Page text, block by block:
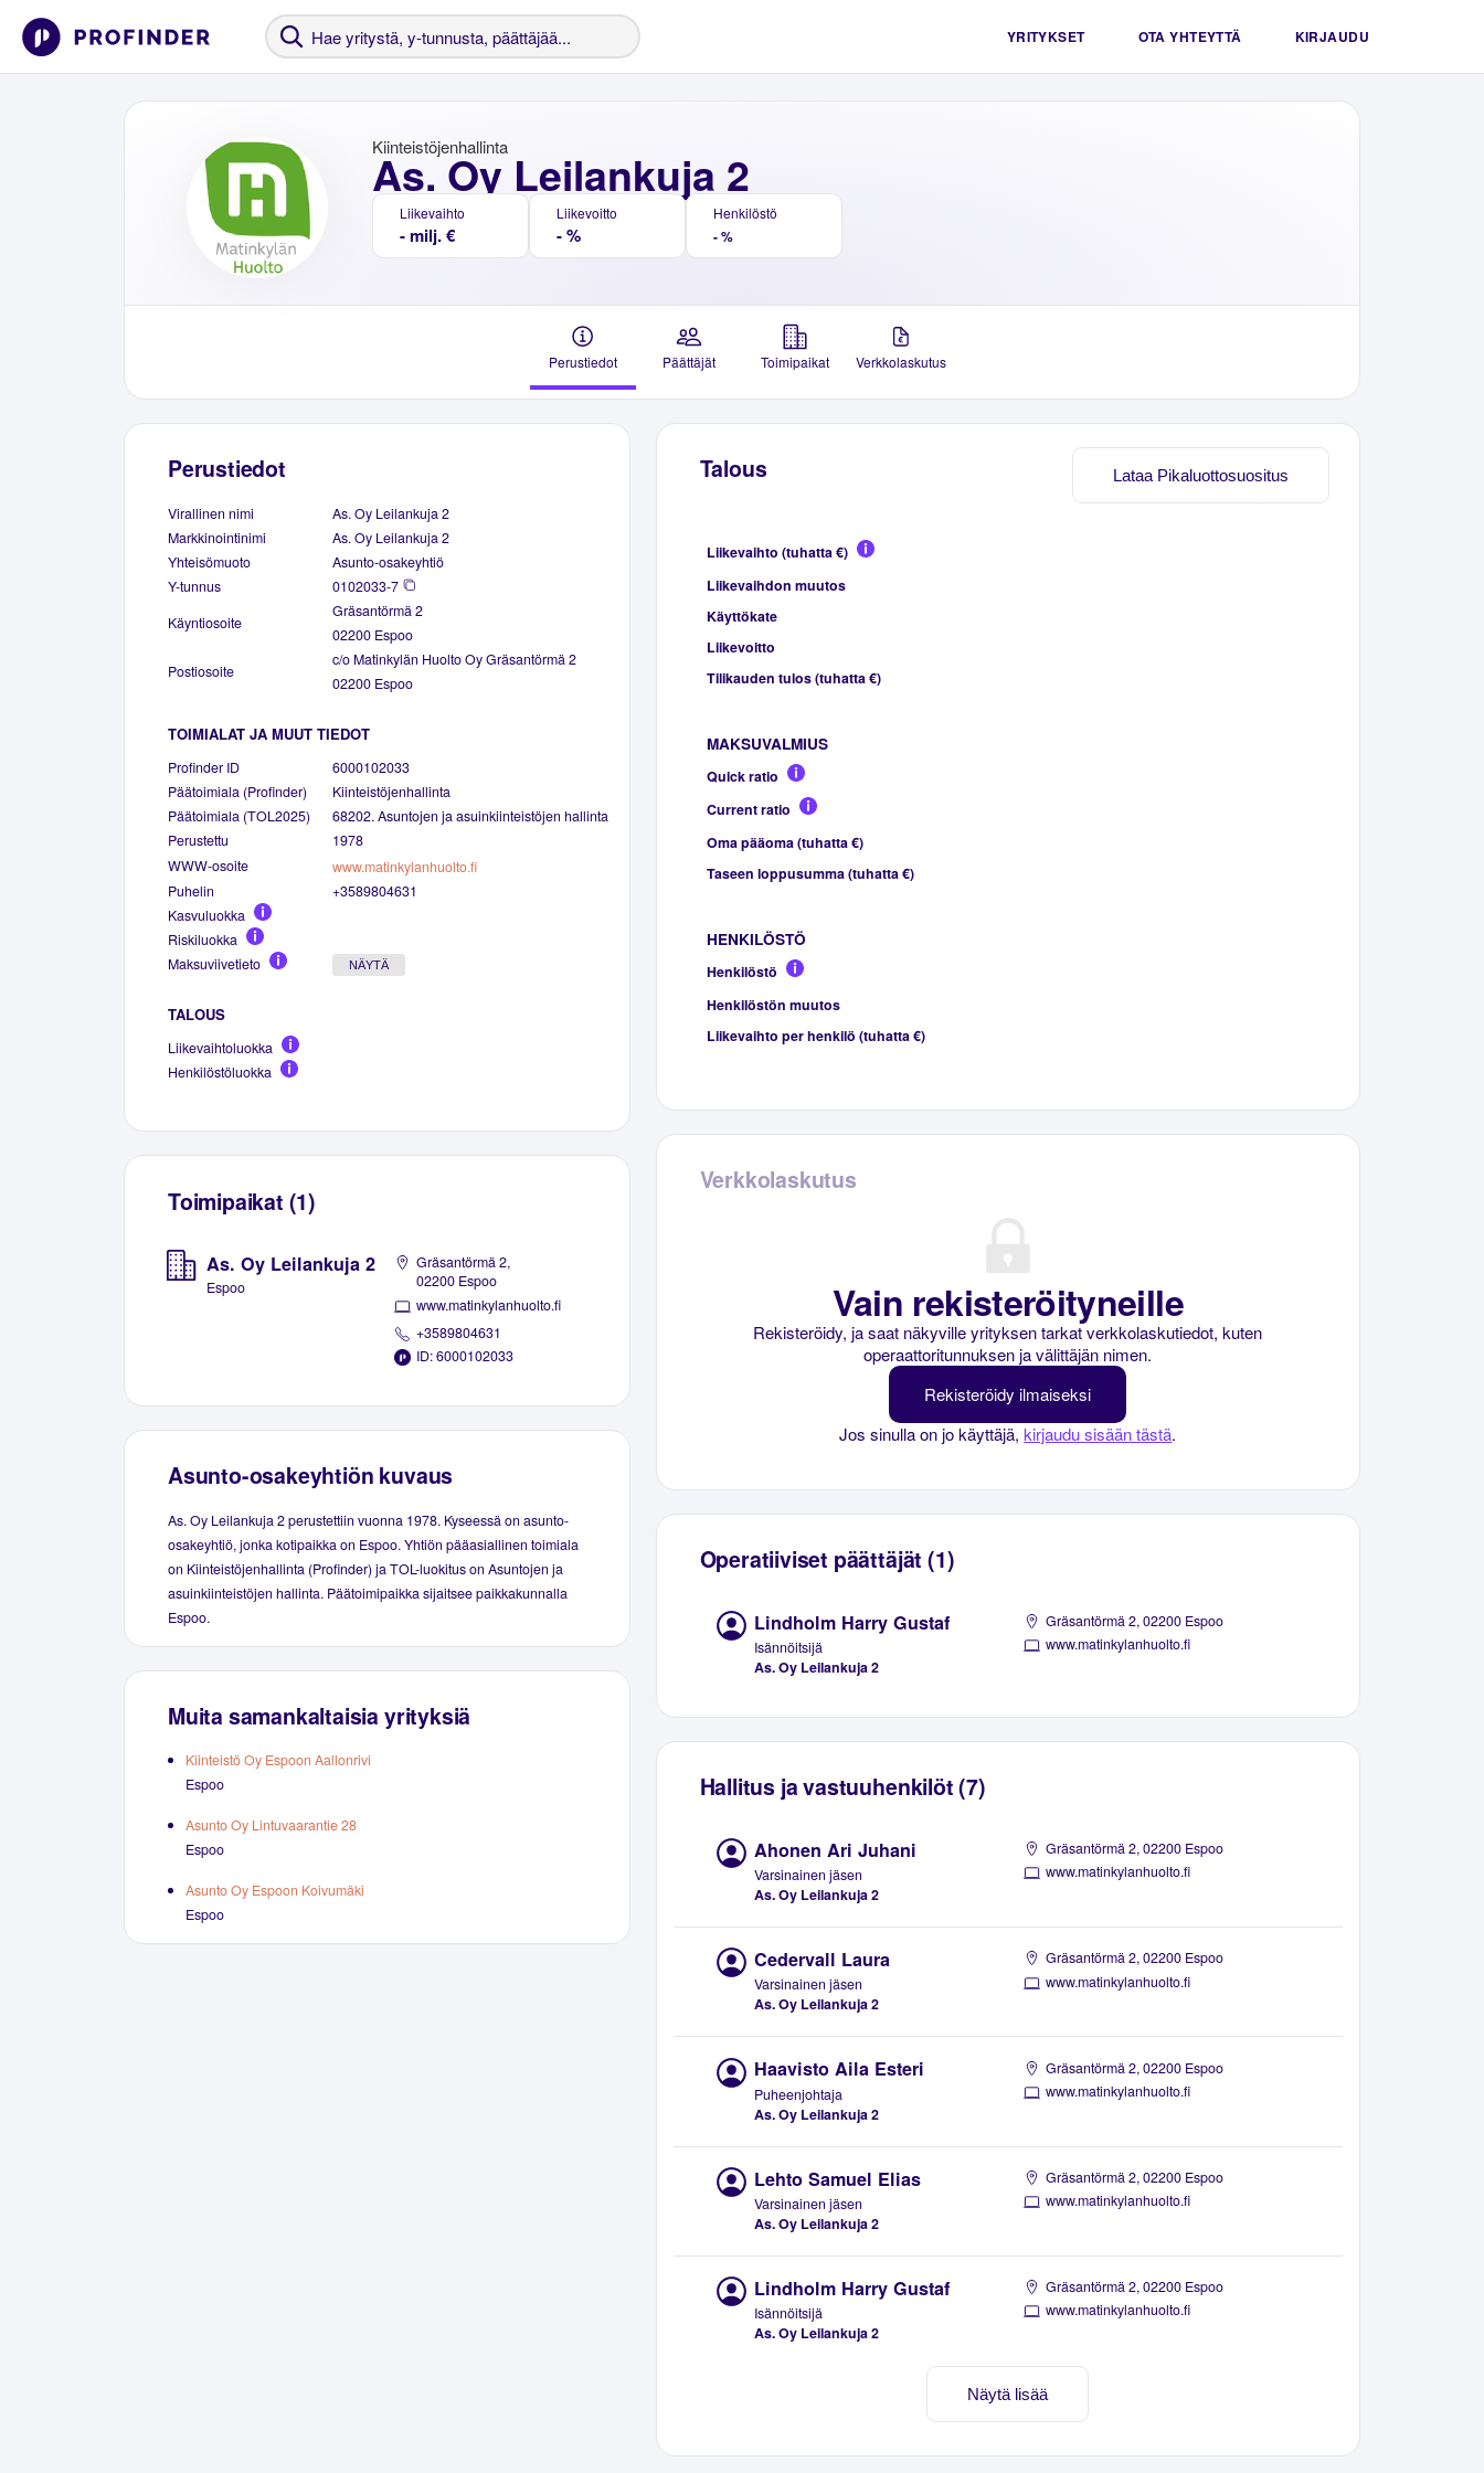
YRITYKSET OTA YHTEYTTÄ KIRJAUDU
As. Oy Leilankuja 2
Kiinteistöjenhallinta
Liikevaihto
- milj. €
Liikevoitto
- %
Henkilöstö
- %
Perustiedot Päättäjät Toimipaikat Verkkolaskutus
Perustiedot
Virallinen nimi
As. Oy Leilankuja 2
Markkinointinimi
As. Oy Leilankuja 2
Yhteisömuoto
Asunto-osakeyhtiö
Y-tunnus
0102033-7
Käyntiosoite
Gräsantörmä 2
02200 Espoo
Postiosoite
c/o Matinkylän Huolto Oy Gräsantörmä 2
02200 Espoo
TOIMIALAT JA MUUT TIEDOT
Profinder ID
6000102033
Päätoimiala (Profinder)
Kiinteistöjenhallinta
Päätoimiala (TOL2025)
68202. Asuntojen ja asuinkiinteistöjen hallinta
Perustettu
1978
WWW-osoite
www.matinkylanhuolto.fi
Puhelin
+3589804631
Kasvuluokka
Riskiluokka
Maksuviivetieto
NÄYTÄ
TALOUS
Liikevaihtoluokka
Henkilöstöluokka
Toimipaikat (1)
As. Oy Leilankuja 2
Espoo
Gräsantörmä 2,
02200 Espoo
www.matinkylanhuolto.fi
+3589804631
ID: 6000102033
Asunto-osakeyhtiön kuvaus
As. Oy Leilankuja 2 perustettiin vuonna 1978. Kyseessä on asunto-
osakeyhtiö, jonka kotipaikka on Espoo. Yhtiön pääasiallinen toimiala
on Kiinteistöjenhallinta (Profinder) ja TOL-luokitus on Asuntojen ja
asuinkiinteistöjen hallinta. Päätoimipaikka sijaitsee paikkakunnalla
Espoo.
Muita samankaltaisia yrityksiä
Kiinteistö Oy Espoon Aallonrivi
Espoo
Asunto Oy Lintuvaarantie 28
Espoo
Asunto Oy Espoon Koivumäki
Espoo
Lataa Pikaluottosuositus
Talous
Liikevaihto (tuhatta €)
Liikevaihdon muutos
Käyttökate
Liikevoitto
Tilikauden tulos (tuhatta €)
MAKSUVALMIUS
Quick ratio
Current ratio
Oma pääoma (tuhatta €)
Taseen loppusumma (tuhatta €)
HENKILÖSTÖ
Henkilöstö
Henkilöstön muutos
Liikevaihto per henkilö (tuhatta €)
Verkkolaskutus
Vain rekisteröityneille
Rekisteröidy, ja saat näkyville yrityksen tarkat verkkolaskutiedot, kuten
operaattoritunnuksen ja välittäjän nimen.
Rekisteröidy ilmaiseksi
Jos sinulla on jo käyttäjä,kirjaudu sisään tästä.
Operatiiviset päättäjät (1)
Lindholm Harry Gustaf
Isännöitsijä
As. Oy Leilankuja 2
Gräsantörmä 2, 02200 Espoo
www.matinkylanhuolto.fi
Hallitus ja vastuuhenkilöt (7)
Ahonen Ari Juhani
Varsinainen jäsen
As. Oy Leilankuja 2
Gräsantörmä 2, 02200 Espoo
www.matinkylanhuolto.fi
Cedervall Laura
Varsinainen jäsen
As. Oy Leilankuja 2
Gräsantörmä 2, 02200 Espoo
www.matinkylanhuolto.fi
Haavisto Aila Esteri
Puheenjohtaja
As. Oy Leilankuja 2
Gräsantörmä 2, 02200 Espoo
www.matinkylanhuolto.fi
Lehto Samuel Elias
Varsinainen jäsen
As. Oy Leilankuja 2
Gräsantörmä 2, 02200 Espoo
www.matinkylanhuolto.fi
Lindholm Harry Gustaf
Isännöitsijä
As. Oy Leilankuja 2
Gräsantörmä 2, 02200 Espoo
www.matinkylanhuolto.fi
Näytä lisää